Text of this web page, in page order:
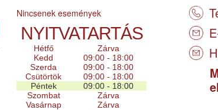
Nincsenek események
NYITVATARTÁS
Hétfő
Zárva
Kedd
09:00 - 18:00
Szerda
09:00 - 18:00
Csütörtök
09:00 - 18:00
Péntek
09:00 - 18:00
Szombat
Zárva
Vasárnap
Zárva